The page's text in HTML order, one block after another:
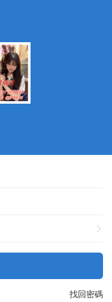
找回密碼